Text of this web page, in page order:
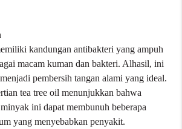
kandungan antibakteri yang ampuh
macam kuman dan bakteri. Alhasil, ini
pembersih tangan alami yang ideal.
tea tree oil menunjukkan bahwa
ini dapat membunuh beberapa
yang menyebabkan penyakit.